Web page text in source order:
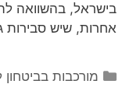
בישראל, בהשוואה
אחרות, שיש סבירות
קטגוריות
מורכבות בביטחון